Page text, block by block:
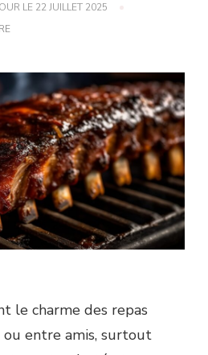
LE 22 JUILLET 2025
SUR
DES
LEVÉES
SAVOUREUSES
le charme des repas
entre amis, surtout